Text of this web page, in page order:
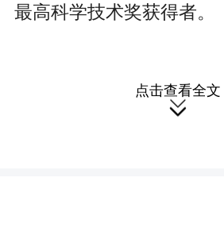
最高科学技术奖获得者。
在中华民族的记忆里
会忘记那个激动人心的
十月十六日六时二十三
点击查看全文
